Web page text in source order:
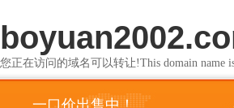
您正在访问的域名可以转让!This domain name
一口价出售中！